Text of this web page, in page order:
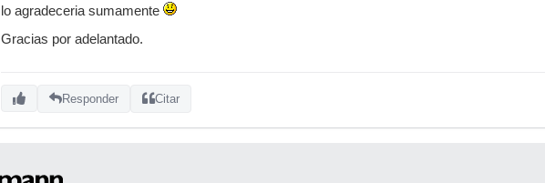
lo agradeceria sumamente
Gracias por adelantado.
Responder Citar